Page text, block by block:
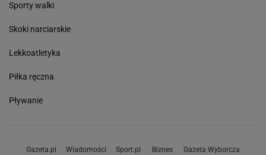
Sporty walki
Skoki narciarskie
Lekkoatletyka
Piłka ręczna
Pływanie
Gazeta.pl Wiadomości Sport.pl Biznes Gazeta Wyborcza